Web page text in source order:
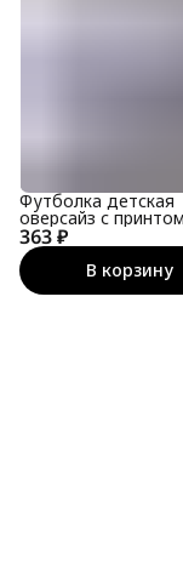
363 ₽
Футболка детская
оверсайз с
подростка
В корзину